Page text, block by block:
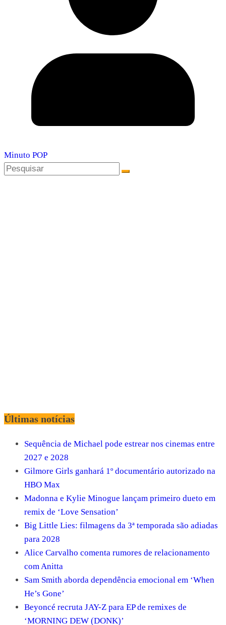
Minuto POP
Últimas notícias
Sequência de Michael pode estrear nos cinemas entre
2027 e 2028
Gilmore Girls ganhará 1º documentário autorizado na
HBO Max
Madonna e Kylie Minogue lançam primeiro dueto em
remix de ‘Love Sensation’
Big Little Lies: filmagens da 3ª temporada são adiadas
para 2028
Alice Carvalho comenta rumores de relacionamento
com Anitta
Sam Smith aborda dependência emocional em ‘When
He’s Gone’
Beyoncé recruta JAY-Z para EP de remixes de
‘MORNING DEW (DONK)’